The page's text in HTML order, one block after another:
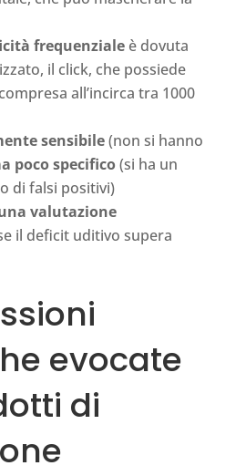
frequenzialeè dovuta
il click, che possiede
all’incirca tra 1000
sensibile(non si hanno
poco specifico(si ha un
di falsi positivi)
valutazione
il deficit uditivo supera
evocate
di